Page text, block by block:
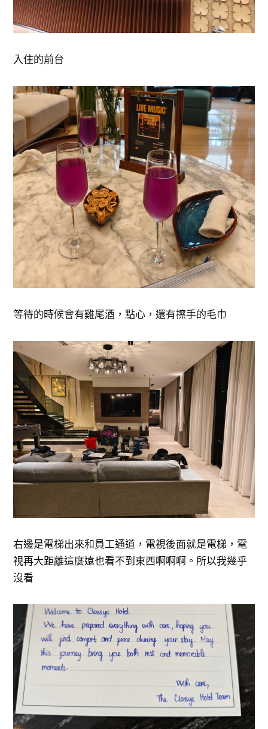
入住的前台
等待的時候會有雞尾酒，點心，還有擦手的毛巾
右邊是電梯出來和員工通道，電視後面就是電梯，電
視再大距離這麼遠也看不到東西啊啊啊。所以我幾乎
沒看